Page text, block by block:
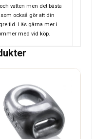
vatten men det bästa
som också gör att din
tid. Läs gärna mer i
med vid köp.